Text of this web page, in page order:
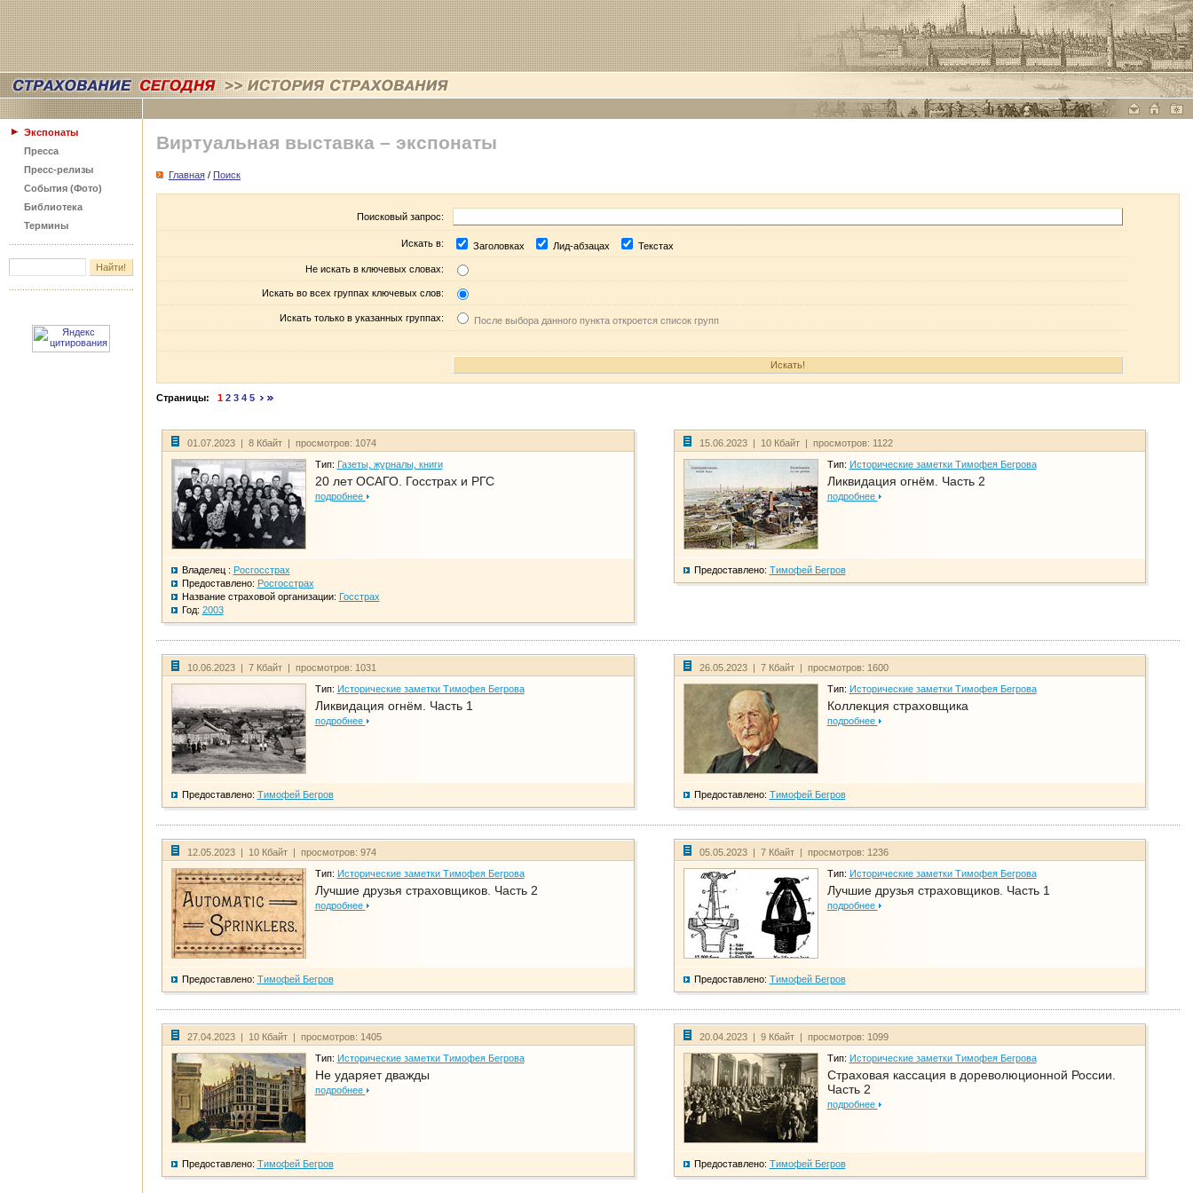
Экспонаты
Пресса
Пресс-релизы
События (Фото)
Библиотека
Термины
Виртуальная выставка – экспонаты
Главная / Поиск
Поисковый запрос:
Искать в: Заголовках Лид-абзацах Текстах
Не искать в ключевых словах:
Искать во всех группах ключевых слов:
Искать только в указанных группах: После выбора данного пункта откроется список групп
Страницы: 1 2 3 4 5
01.07.2023 | 8 Кбайт | просмотров: 1074
Тип: Газеты, журналы, книги
20 лет ОСАГО. Госстрах и РГС
подробнее
Владелец : Росгосстрах
Предоставлено: Росгосстрах
Название страховой организации: Госстрах
Год: 2003
15.06.2023 | 10 Кбайт | просмотров: 1122
Тип: Исторические заметки Тимофея Бегрова
Ликвидация огнём. Часть 2
подробнее
Предоставлено: Тимофей Бегров
10.06.2023 | 7 Кбайт | просмотров: 1031
Тип: Исторические заметки Тимофея Бегрова
Ликвидация огнём. Часть 1
подробнее
Предоставлено: Тимофей Бегров
26.05.2023 | 7 Кбайт | просмотров: 1600
Тип: Исторические заметки Тимофея Бегрова
Коллекция страховщика
подробнее
Предоставлено: Тимофей Бегров
12.05.2023 | 10 Кбайт | просмотров: 974
Тип: Исторические заметки Тимофея Бегрова
Лучшие друзья страховщиков. Часть 2
подробнее
Предоставлено: Тимофей Бегров
05.05.2023 | 7 Кбайт | просмотров: 1236
Тип: Исторические заметки Тимофея Бегрова
Лучшие друзья страховщиков. Часть 1
подробнее
Предоставлено: Тимофей Бегров
27.04.2023 | 10 Кбайт | просмотров: 1405
Тип: Исторические заметки Тимофея Бегрова
Не ударяет дважды
подробнее
Предоставлено: Тимофей Бегров
20.04.2023 | 9 Кбайт | просмотров: 1099
Тип: Исторические заметки Тимофея Бегрова
Страховая кассация в дореволюционной России.
Часть 2
подробнее
Предоставлено: Тимофей Бегров